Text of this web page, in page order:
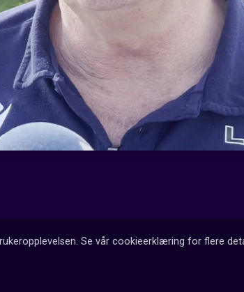
Se vår cookieerklæring for flere